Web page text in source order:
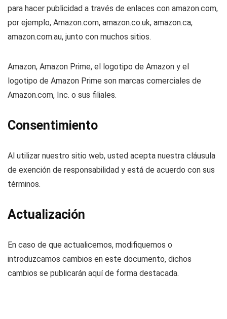
para hacer publicidad a través de enlaces con amazon.com,
por ejemplo, Amazon.com, amazon.co.uk, amazon.ca,
amazon.com.au, junto con muchos sitios.
Amazon, Amazon Prime, el logotipo de Amazon y el
logotipo de Amazon Prime son marcas comerciales de
Amazon.com, Inc. o sus filiales.
Consentimiento
Al utilizar nuestro sitio web, usted acepta nuestra cláusula
de exención de responsabilidad y está de acuerdo con sus
términos.
Actualización
En caso de que actualicemos, modifiquemos o
introduzcamos cambios en este documento, dichos
cambios se publicarán aquí de forma destacada.